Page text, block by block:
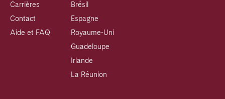
Carrières
Contact
Aide et FAQ
Brésil
Espagne
Royaume-Uni
Guadeloupe
Irlande
La Réunion